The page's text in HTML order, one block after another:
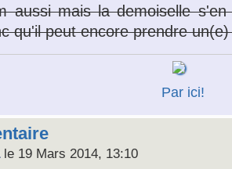
aussi mais la demoiselle
qu'il peut encore prendre
Par ici!
le 19 Mars 2014, 13:10